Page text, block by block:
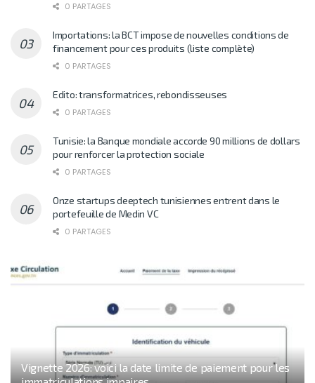
0 PARTAGES
Importations: la BCT impose de nouvelles conditions de
financement pour ces produits (liste complète)
0 PARTAGES
Edito: transformatrices, rebondisseuses
0 PARTAGES
Tunisie: la Banque mondiale accorde 90 millions de dollars
pour renforcer la protection sociale
0 PARTAGES
Onze startups deeptech tunisiennes entrent dans le
portefeuille de Medin VC
0 PARTAGES
Vignette 2026: voici la date limite de paiement pour les